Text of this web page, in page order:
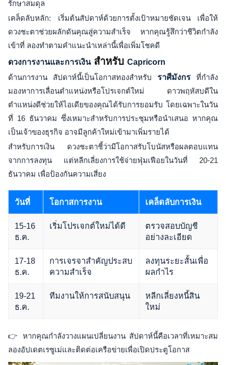
รักษาสมดุล
เคล็ดลับหลัก: เริ่มต้นสัปดาห์ด้วยการตั้งเป้าหมายชัดเจน เพื่อให้
ดวงชะตาช่วยผลักดันคุณสู่ความสำเร็จ หากคุณรู้สึกว่าชีวิตกำลัง
เข้าที่ ลองทำตามคำแนะนำเหล่านี้เพื่อเพิ่มโชคดี
ดวงการงานและการเงินสำหรับ Capricorn
ด้านการงาน สัปดาห์นี้เป็นโอกาสทองสำหรับ ราศีมังกร ที่กำลัง
มองหาการเลื่อนตำแหน่งหรือโปรเจกต์ใหม่ ดาวพฤหัสบดีใน
ตำแหน่งดีช่วยให้ไอเดียของคุณได้รับการยอมรับ โดยเฉพาะในวัน
ที่ 16 ธันวาคม ซึ่งเหมาะสำหรับการประชุมหรือนำเสนอ หากคุณ
เป็นเจ้าของธุรกิจ อาจมีลูกค้าใหม่เข้ามาเพิ่มรายได้
สำหรับการเงิน ดวงชะตาชี้ว่ามีโอกาสรับโบนัสหรือผลตอบแทน
จากการลงทุน แต่หลีกเลี่ยงการใช้จ่ายฟุ่มเฟือยในวันที่ 20-21
ธันวาคม เพื่อป้องกันความเสี่ยง
วันที่ โอกาสการงาน เคล็ดลับการเงิน
15-16
ธ.ค.
เริ่มโปรเจกต์ใหม่ได้ดี
ตรวจสอบบัญชี
อย่างละเอียด
17-18
ธ.ค.
การเจรจาสำคัญประสบ
ความสำเร็จ
ลงทุนระยะสั้นเพื่อ
ผลกำไร
19-21
ธ.ค.
ทีมงานให้การสนับสนุน
หลีกเลี่ยงหนี้สิน
ใหม่
👉 หากคุณกำลังวางแผนเปลี่ยนงาน สัปดาห์นี้คือเวลาที่เหมาะสม
ลองอัปเดตเรซูเม่และติดต่อเครือข่ายเพื่อเปิดประตูโอกาส